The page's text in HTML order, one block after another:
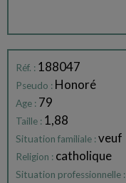
Réf. : 188047
Pseudo : Honoré
Age : 79
Taille : 1,88
Situation familiale :veuf
Religion : catholique
Situation professionnelle :